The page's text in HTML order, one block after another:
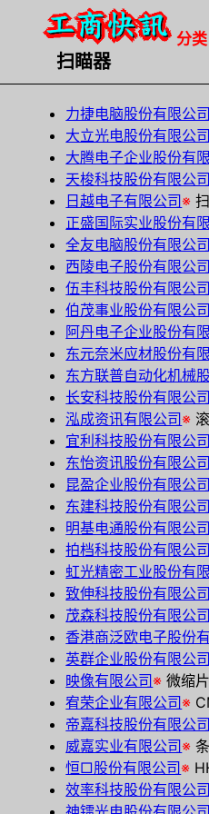
分类
扫瞄器
力捷电脑股份有限公司
大立光电股份有限公司
大腾电子企业股份有
天梭科技股份有限公司
日越电子有限公司 ※
正盛国际实业股份有
全友电脑股份有限公司
西陵电子股份有限公司
伍丰科技股份有限公司
伯茂事业股份有限公司
阿丹电子企业股份有
东元奈米应材股份有
东方联普自动化机械
长安科技股份有限公司
泓成资讯有限公司 ※
宜利科技股份有限公司
东怡资讯股份有限公司
昆盈企业股份有限公司
东建科技股份有限公司
明基电通股份有限公司
拍档科技股份有限公司
虹光精密工业股份有
致伸科技股份有限公司
茂森科技股份有限公司
香港商泛欧电子股份
英群企业股份有限公司
映像有限公司 ※微缩
宥荣企业有限公司 ※
帝嘉科技股份有限公司
威嘉实业有限公司 ※
恒□股份有限公司 ※
效率科技股份有限公司